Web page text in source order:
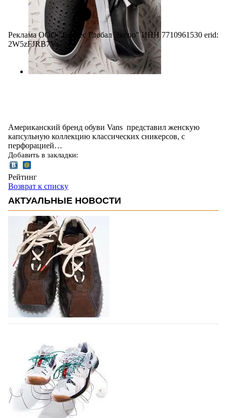
Реклама ООО "Бизнес Глобал Экспо" ИНН 7710961530 erid:
2W5zFJRB7Va
Американский бренд обуви Vans представил женскую
капсульную коллекцию классических сникерсов, с
перфорацией…
Добавить в закладки:
Рейтинг
Возврат к списку
АКТУАЛЬНЫЕ НОВОСТИ
перевыпустил свой хит - кроссовки
Bubble
Популярный силуэт бренда,1999 года выпуска,
соответствует сегодняшнему тренду на
сникерины (гибридный вариант балеток и